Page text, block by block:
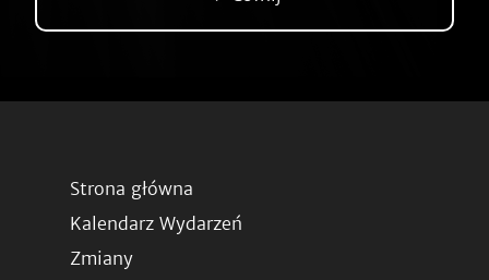
Strona główna
Kalendarz Wydarzeń
Zmiany